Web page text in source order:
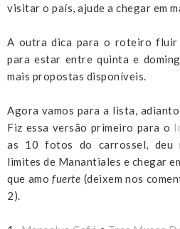
visitar o país, ajude a chegar em
A outra dica para o roteiro fluir
para estar entre quinta e
mais propostas disponíveis.
Agora vamos para a lista,
Fiz essa versão primeiro para o
as 10 fotos do carrossel, deu
limites de Manantiales e chegar
que amofuerte (deixem nos
2).